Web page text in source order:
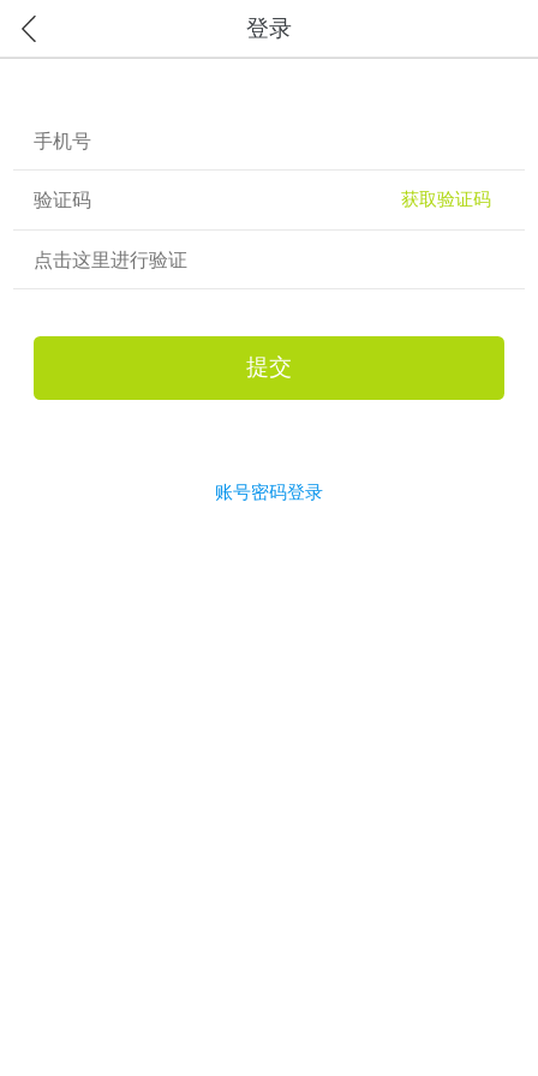
登录
获取验证码
点击这里进行验证
提交
账号密码登录